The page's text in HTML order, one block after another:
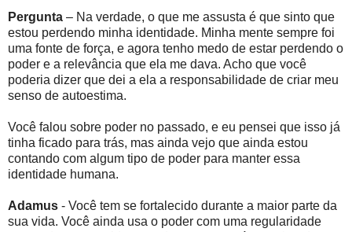
Pergunta – Na verdade, o que me assusta é que sinto que
estou perdendo minha identidade. Minha mente sempre foi
uma fonte de força, e agora tenho medo de estar perdendo o
poder e a relevância que ela me dava. Acho que você
poderia dizer que dei a ela a responsabilidade de criar meu
senso de autoestima.
Você falou sobre poder no passado, e eu pensei que isso já
tinha ficado para trás, mas ainda vejo que ainda estou
contando com algum tipo de poder para manter essa
identidade humana.
Adamus - Você tem se fortalecido durante a maior parte da
sua vida. Você ainda usa o poder com uma regularidade